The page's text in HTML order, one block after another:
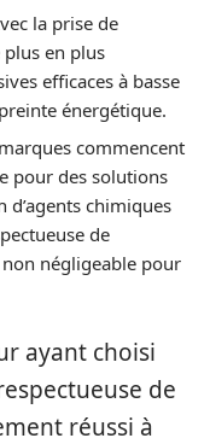
la prise de
plus en plus
efficaces à basse
énergétique.
commencent
pour des solutions
chimiques
de
négligeable pour
ayant choisi
de
réussi à